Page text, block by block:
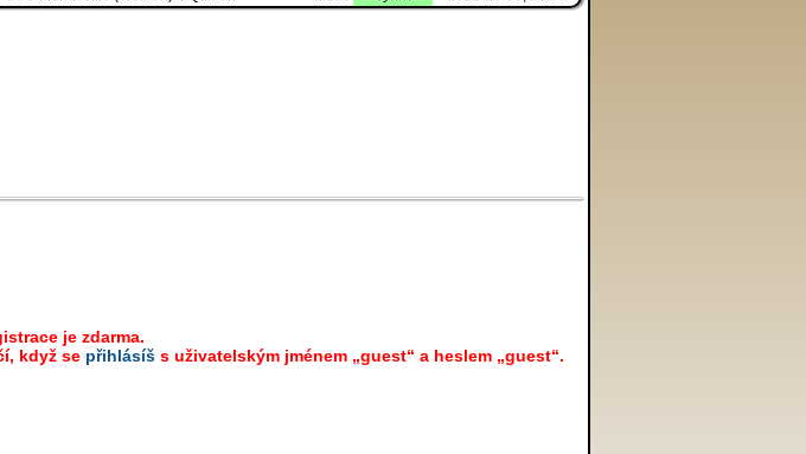
je zdarma.
když se přihlásíš s uživatelským jménem „guest“ a heslem „guest“.